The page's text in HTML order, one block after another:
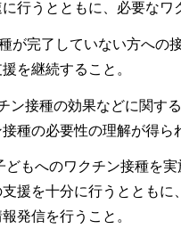
行うとともに、必要なワ
完了していない方への
を継続すること。
接種の効果などに関す
種の必要性の理解が得ら
もへのワクチン接種を
援を十分に行うととも
発信を行うこと。